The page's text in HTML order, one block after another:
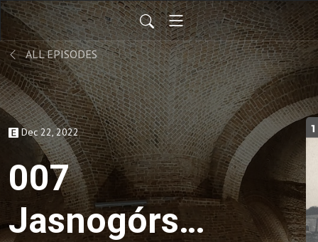
ALL EPISODES
Dec 22, 2022
007
Jasnogórska